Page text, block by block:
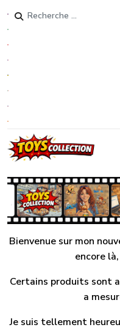
Rechercher
Bienvenue sur mon
encore
Certains produits sont
a
Je suis tellement